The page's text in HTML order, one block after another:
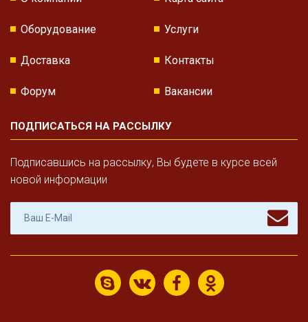
Оборудование Услуги
Доставка Контакты
Форум Вакансии
ПОДПИСАТЬСЯ НА РАССЫЛКУ
Подписавшись на рассылку, Вы будете в курсе всей
новой информации